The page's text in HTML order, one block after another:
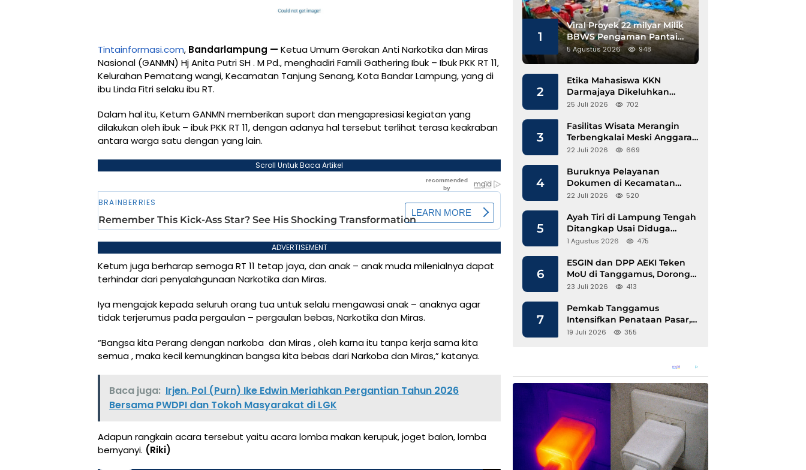
Tintainformasi.com, Bandarlampung — Ketua Umum Gerakan Anti Narkotika dan Miras
Nasional (GANMN) Hj Anita Putri SH . M Pd., menghadiri Famili Gathering Ibuk – Ibuk PKK RT 11,
Kelurahan Pematang wangi, Kecamatan Tanjung Senang, Kota Bandar Lampung, yang di
ibu Linda Fitri selaku ibu RT.
Dalam hal itu, Ketum GANMN memberikan suport dan mengapresiasi kegiatan yang
dilakukan oleh ibuk – ibuk PKK RT 11, dengan adanya hal tersebut terlihat terasa keakraban
antara warga satu dengan yang lain.
Scroll Untuk Baca Artikel
ADVERTISEMENT
Ketum juga berharap semoga RT 11 tetap jaya, dan anak – anak muda milenialnya dapat
terhindar dari penyalahgunaan Narkotika dan Miras.
Iya mengajak kepada seluruh orang tua untuk selalu mengawasi anak – anaknya agar
tidak terjerumus pada pergaulan – pergaulan bebas, Narkotika dan Miras.
“Bangsa kita Perang dengan narkoba dan Miras , oleh karna itu tanpa kerja sama kita
semua , maka kecil kemungkinan bangsa kita bebas dari Narkoba dan Miras,” katanya.
Baca juga: Irjen. Pol (Purn) Ike Edwin Meriahkan Pergantian Tahun 2026
Bersama PWDPI dan Tokoh Masyarakat di LGK
Adapun rangkain acara tersebut yaitu acara lomba makan kerupuk, joget balon, lomba
bernyanyi. (Riki)
1
Viral Proyek 22 milyar Milik
BBWS Pengaman Pantai
Pesisir Barat Diduga
Gunakan Besi Banci
5 Agustus 2026 948
2
Etika Mahasiswa KKN
Darmajaya Dikeluhkan
Kepala Pekon Sinar Jawa
25 Juli 2026 702
3
Fasilitas Wisata Merangin
Terbengkalai Meski Anggaran
Perawatan Terus Mengalir
22 Juli 2026 669
4
Buruknya Pelayanan
Dokumen di Kecamatan
Pangkalan Susu, Kinerja
22 Juli 2026 520
5
Ayah Tiri di Lampung Tengah
Ditangkap Usai Diduga
Hamili Anak di Bawah Umur
1 Agustus 2026 475
6
ESGIN dan DPP AEKI Teken
MoU di Tanggamus, Dorong
Ekonomi Hijau Berbasis Kopi
23 Juli 2026 413
7
Pemkab Tanggamus
Intensifkan Penataan Pasar,
Pedagang Diajak Tempati
19 Juli 2026 355